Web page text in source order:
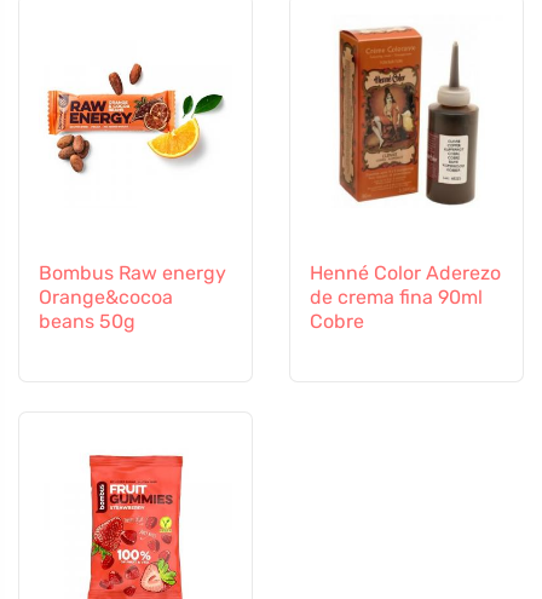
Bombus Raw energy
Orange&cocoa
beans 50g
Henné Color Aderezo
de crema fina 90ml
Cobre